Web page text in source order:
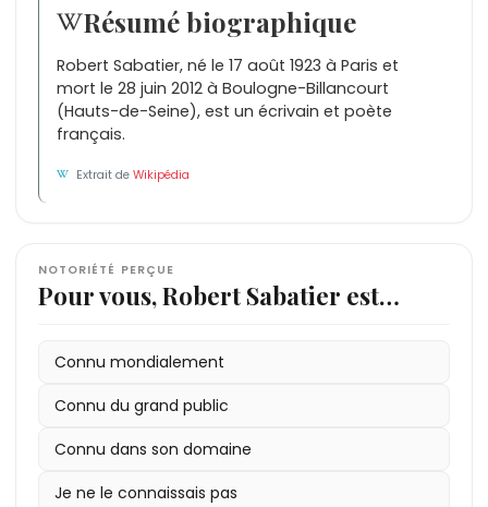
Résumé biographique
Robert Sabatier, né le 17 août 1923 à Paris et
mort le 28 juin 2012 à Boulogne-Billancourt
(Hauts-de-Seine), est un écrivain et poète
français.
Extrait deWikipédia
NOTORIÉTÉ PERÇUE
Pour vous, Robert Sabatier est…
Connu mondialement
Connu du grand public
Connu dans son domaine
Je ne le connaissais pas